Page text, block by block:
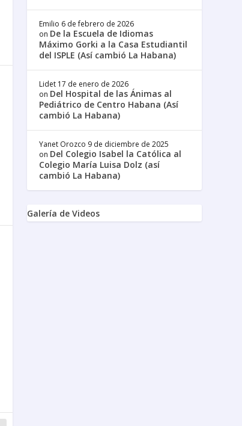
Emilio 6 de febrero de 2026
on De la Escuela de Idiomas
Máximo Gorki a la Casa Estudiantil
del ISPLE (Así cambió La Habana)
Lidet 17 de enero de 2026
on Del Hospital de las Ánimas al
Pediátrico de Centro Habana (Así
cambió La Habana)
Yanet Orozco 9 de diciembre de 2025
on Del Colegio Isabel la Católica al
Colegio María Luisa Dolz (así
cambió La Habana)
Galería de Videos